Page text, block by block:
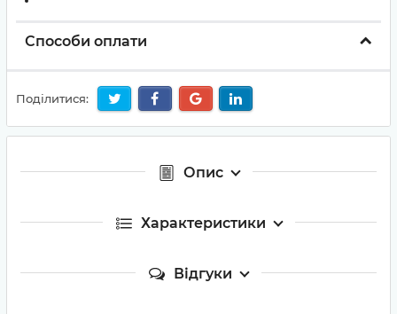
Способи оплати
Поділитися:
Опис
Характеристики
Відгуки